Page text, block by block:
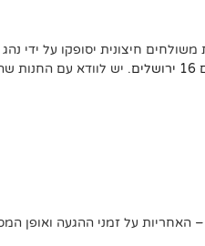
חיצונית יסופקו על ידי
. יש לוודא עם החנות
על זמני ההגעה ואופן